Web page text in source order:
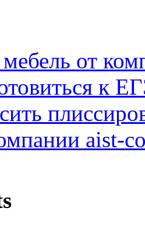
от
к
aist-